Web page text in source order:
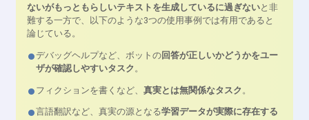
ないがもっともらしいテキストを生成しているに過ぎないと非
難する一方で、以下のような3つの使用事例では有用であると
論じている。
デバッグヘルプなど、ボットの回答が正しいかどうかをユー
ザが確認しやすいタスク 。
フィクションを書くなど、真実とは無関係なタスク 。
言語翻訳など、真実の源となる学習データが実際に存在する